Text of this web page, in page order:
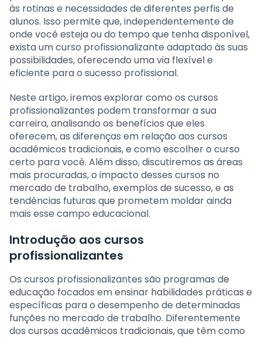
às rotinas e necessidades de diferentes perfis de
alunos. Isso permite que, independentemente de
onde você esteja ou do tempo que tenha disponível,
exista um curso profissionalizante adaptado às suas
possibilidades, oferecendo uma via flexível e
eficiente para o sucesso profissional.
Neste artigo, iremos explorar como os cursos
profissionalizantes podem transformar a sua
carreira, analisando os benefícios que eles
oferecem, as diferenças em relação aos cursos
acadêmicos tradicionais, e como escolher o curso
certo para você. Além disso, discutiremos as áreas
mais procuradas, o impacto desses cursos no
mercado de trabalho, exemplos de sucesso, e as
tendências futuras que prometem moldar ainda
mais esse campo educacional.
Introdução aos cursos
profissionalizantes
Os cursos profissionalizantes são programas de
educação focados em ensinar habilidades práticas e
específicas para o desempenho de determinadas
funções no mercado de trabalho. Diferentemente
dos cursos acadêmicos tradicionais, que têm como